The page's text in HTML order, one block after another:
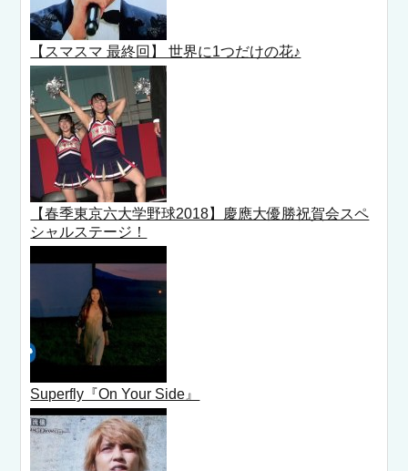
【スマスマ 最終回】 世界に1つだけの花♪
【春季東京六大学野球2018】慶應大優勝祝賀会スペ
シャルステージ！
Superfly『On Your Side』